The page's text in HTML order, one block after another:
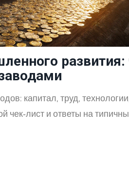
развития:
капитал, труд,
чек‑лист и ответы на